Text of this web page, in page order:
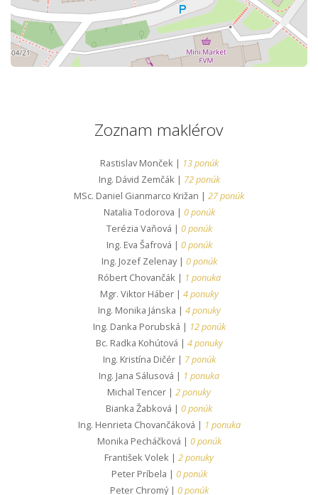
Zoznam maklérov
Rastislav Monček | 13 ponúk
Ing. Dávid Zemčák | 72 ponúk
MSc. Daniel Gianmarco Križan | 27 ponúk
Natalia Todorova | 0 ponúk
Terézia Vaňová | 0 ponúk
Ing. Eva Šafrová | 0 ponúk
Ing. Jozef Zelenay | 0 ponúk
Róbert Chovančák | 1 ponuka
Mgr. Viktor Háber | 4 ponuky
Ing. Monika Jánska | 4 ponuky
Ing. Danka Porubská | 12 ponúk
Bc. Radka Kohútová | 4 ponuky
Ing. Kristína Dičér | 7 ponúk
Ing. Jana Sálusová | 1 ponuka
Michal Tencer | 2 ponuky
Bianka Žabková | 0 ponúk
Ing. Henrieta Chovančáková | 1 ponuka
Monika Pecháčková | 0 ponúk
František Volek | 2 ponuky
Peter Príbela | 0 ponúk
Peter Chromý | 0 ponúk